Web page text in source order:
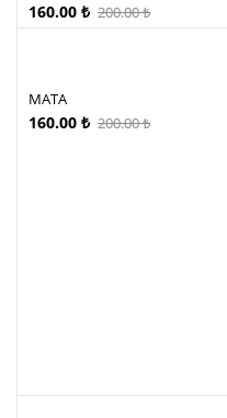
200.00₺
160.00 ₺
MATA
200.00₺
160.00 ₺